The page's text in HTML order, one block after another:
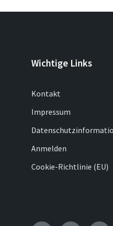
Wichtige Links
Kontakt
Impressum
Anmelden
Cookie-Richtlinie (EU)